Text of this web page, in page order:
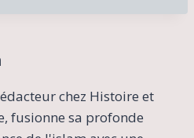
chez Histoire et
fusionne sa profonde